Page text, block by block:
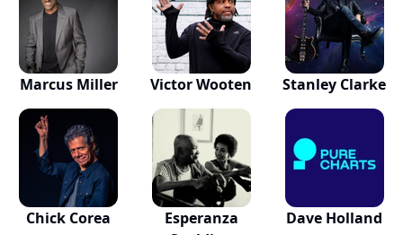
Marcus Miller Victor Wooten Stanley Clarke
Chick Corea
Esperanza
Dave Holland